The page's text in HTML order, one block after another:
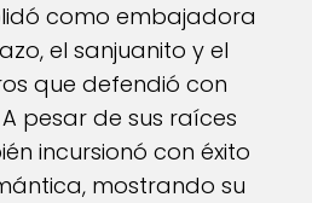
como embajadora
el sanjuanito y el
que defendió con
pesar de sus raíces
incursionó con éxito
mostrando su